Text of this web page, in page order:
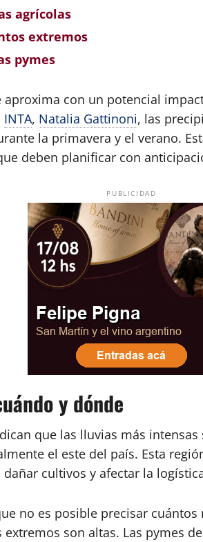
agrícolas
extremos
pymes
aproxima con un potencial
INTA, Natalia Gattinoni, las
la primavera y el verano.
deben planificar con
PUBLICIDAD
y dónde
que las lluvias más
el este del país. Esta
cultivos y afectar la
no es posible precisar
son altas. Las pymes